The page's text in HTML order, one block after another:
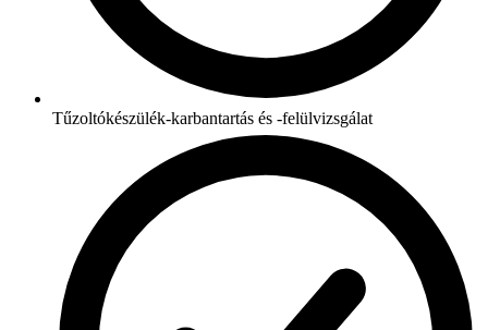
Tűzoltókészülék-karbantartás és -felülvizsgálat